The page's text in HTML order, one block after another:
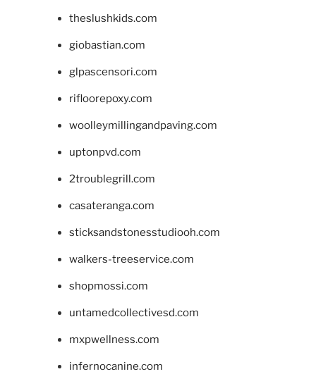
theslushkids.com
giobastian.com
glpascensori.com
rifloorepoxy.com
woolleymillingandpaving.com
uptonpvd.com
2troublegrill.com
casateranga.com
sticksandstonesstudiooh.com
walkers-treeservice.com
shopmossi.com
untamedcollectivesd.com
mxpwellness.com
infernocanine.com